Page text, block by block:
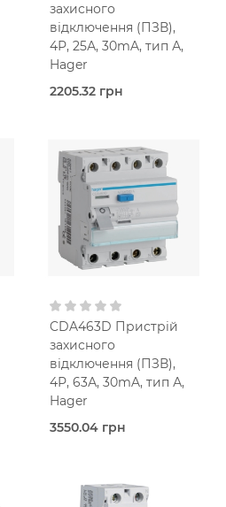
захисного
відключення (ПЗВ),
4Р, 25А, 30mA, тип А,
Hager
2205.32 грн
Ампер
4-
мод.
25 мм2
30 мА
Тип A
CDA463D Пристрій
захисного
відключення (ПЗВ),
4Р, 63А, 30mA, тип А,
Hager
3550.04 грн
63,0 Ампер